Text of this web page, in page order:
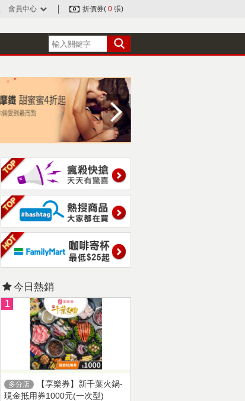
會員中心 折價券( 0 張)
今日熱銷
1
多分店
【享樂券】新千葉火鍋-
現金抵用券1000元(一次型)